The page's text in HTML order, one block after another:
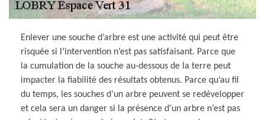
Enlever une souche d’arbre est une activité qui peut être
risquée si l’intervention n’est pas satisfaisant. Parce que
la cumulation de la souche au-dessous de la terre peut
impacter la fiabilité des résultats obtenus. Parce qu’au fil
du temps, les souches d’un arbre peuvent se redévelopper
et cela sera un danger si la présence d’un arbre n’est pas